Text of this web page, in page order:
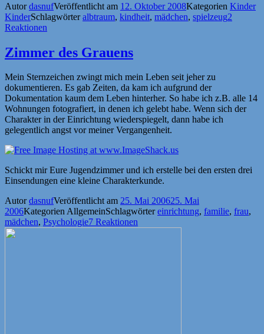
AutordasnufVeröffentlicht am 12. Oktober 2008Kategorien Kinder
KinderSchlagwörteralbtraum, kindheit, mädchen, spielzeug2
Reaktionen
Zimmer des Grauens
Mein Sternzeichen zwingt mich mein Leben seit jeher zu
dokumentieren. Es gab Zeiten, da kam ich aufgrund der
Dokumentation kaum dem Leben hinterher. So habe ich z.B. alle 14
Wohnungen fotografiert, in denen ich gelebt habe. Wenn sich der
Charakter in der Einrichtung wiederspiegelt, dann habe ich
gelegentlich angst vor meiner Vergangenheit.
Schickt mir Eure Jugendzimmer und ich erstelle bei den ersten drei
Einsendungen eine kleine Charakterkunde.
AutordasnufVeröffentlicht am 25. Mai 200625. Mai
2006KategorienAllgemeinSchlagwörtereinrichtung, familie, frau,
mädchen, Psychologie7 Reaktionen